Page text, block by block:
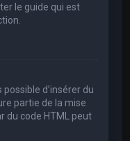
le guide qui est
possible d’insérer du
partie de la mise
du code HTML peut